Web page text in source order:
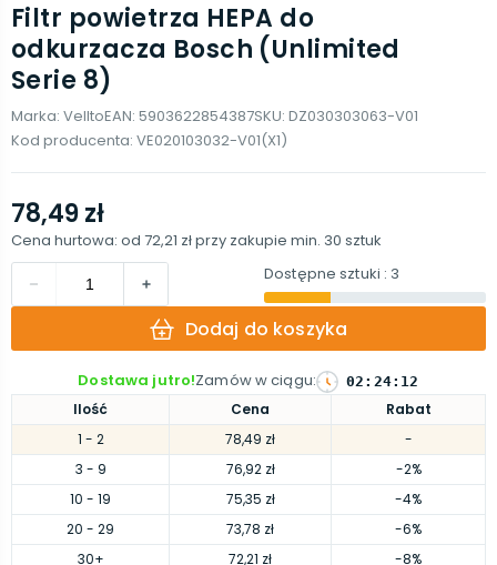
Filtr powietrza HEPA do
odkurzacza Bosch (Unlimited
Serie 8)
Marka: VelltoEAN: 5903622854387SKU: DZ030303063-V01
Kod producenta: VE020103032-V01(X1)
Ilość Cena
Rabat
1 - 2 78,49 zł
-
3 - 9 76,92 zł
-2%
10 - 19 75,35 zł
-4%
20 - 29 73,78 zł
-6%
30+ 72,21 zł -8%
78,49 zł
Cena hurtowa: od 72,21 złprzy zakupie min. 30 sztuk
Dostępne sztuki : 3
Dodaj do koszyka
Dostawa jutro!Zamów w ciągu: 02 : 24: 11